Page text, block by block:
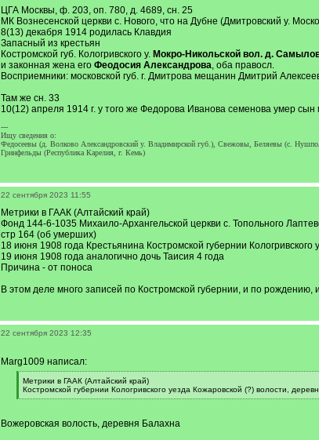
ЦГА Москвы, ф. 203, оп. 780, д. 4689, сн. 25
МК Вознесенской церкви с. Нового, что на Дубне (Дмитровский у.
8(13) декабря 1914 родилась Клавдия
Запасный из крестьян
Костромской губ. Кологривского у.Мокро-Никольской вол. д.
и законная жена его Феодосия Александрова, оба правосл.
Восприемники: московской губ. г. Дмитрова мещанин Дмитрий
Там же сн. 33
10(12) апреля 1914 г. у того же Федорова Иванова семенова умер
---
Ищу сведения о:
Федосеевы (д. Волково Александровский у. Владимирской губ.), Свежовы, Беляевы (с.
Гринфельды (Республика Карелия, г. Кемь)
22 сентября 2023 11:55
Метрики в ГААК (Алтайский край)
Фонд 144-6-1035 Михаило-Архангельской церкви с. Топольного
стр 164 (об умерших)
18 июня 1908 года Крестьянина Костромской губернии
19 июня 1908 года аналогично дочь Таисия 4 года
Причина - от поноса
В этом деле много записей по Костромской губернии, и по рождению,
22 сентября 2023 12:35
Marg1009 написал:
[
q
]
Метрики в ГААК (Алтайский край)
Костромской губернии Кологривского уезда Кожаровской (?) волости,
[
]
Вожеровская волость, деревня Балахна